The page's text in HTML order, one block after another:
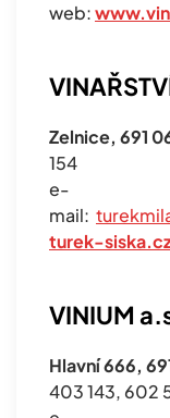
web:
Zelnice, 691
154
e-
mail:
turek-
VINIUM
Hlavní 666,
403 143, 602